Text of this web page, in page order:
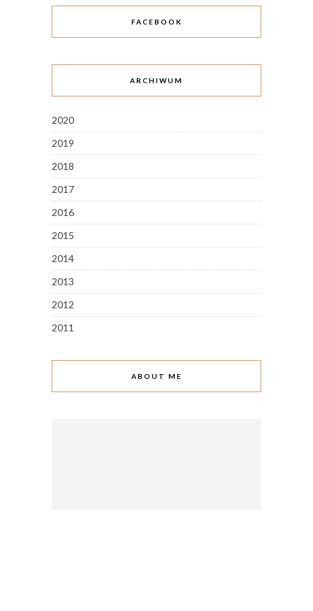
FACEBOOK
ARCHIWUM
2020
2019
2018
2017
2016
2015
2014
2013
2012
2011
ABOUT ME